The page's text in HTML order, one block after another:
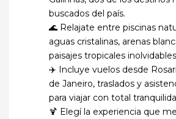
buscados del país.
🌊 Relajate entre piscinas
aguas cristalinas, arenas
paisajes tropicales
✈️ Incluye vuelos desde
de Janeiro, traslados y
para viajar con total
🍹 Elegí la experiencia que